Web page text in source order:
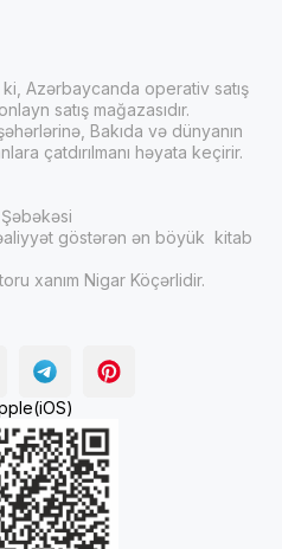
Azərbaycanda operativ satış
satış mağazasıdır.
Bakıda və dünyanın
çatdırılmanı həyata keçirir.
göstərən ən böyük kitab
xanım Nigar Köçərlidir.